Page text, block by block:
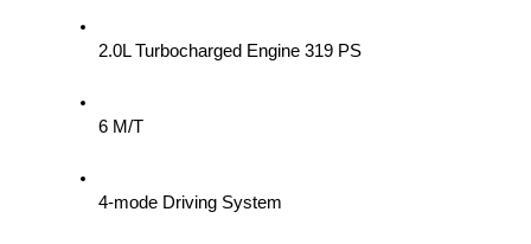
2.0L Turbocharged Engine 319 PS
6 M/T
4-mode Driving System